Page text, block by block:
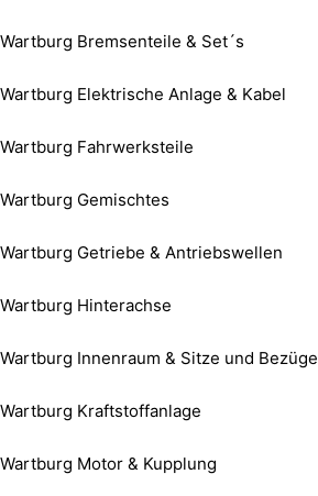
Wartburg Bremsenteile & Set´s
Wartburg Elektrische Anlage & Kabel
Wartburg Fahrwerksteile
Wartburg Gemischtes
Wartburg Getriebe & Antriebswellen
Wartburg Hinterachse
Wartburg Innenraum & Sitze und Bezüge
Wartburg Kraftstoffanlage
Wartburg Motor & Kupplung